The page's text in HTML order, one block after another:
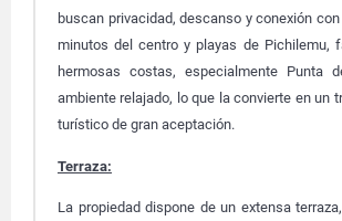
buscan privacidad, descanso y conexión
minutos del centro y playas de Pichilemu,
hermosas costas, especialmente Punta
ambiente relajado, lo que la convierte en un
turístico de gran aceptación.
Terraza:
La propiedad dispone de un extensa